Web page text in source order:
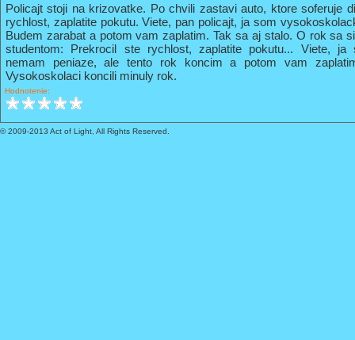
Policajt stoji na krizovatke. Po chvili zastavi auto, ktore soferuje
rychlost, zaplatite pokutu. Viete, pan policajt, ja som
Budem zarabat a potom vam zaplatim. Tak sa aj stalo. O rok sa
studentom: Prekrocil ste rychlost, zaplatite pokutu... Viete,
nemam peniaze, ale tento rok koncim a potom vam
Vysokoskolaci koncili minuly rok.
Hodnotenie:
© 2009-2013 Act of Light, All Rights Reserved.